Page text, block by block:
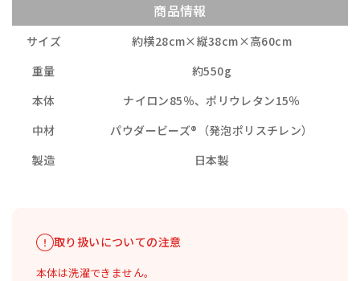
商品情報
サイズ
約横28cm×縦38cm×高60cm
重量
約550g
本体
ナイロン85％、ポリウレタン15％
中材
パウダービーズ®（発泡ポリスチレン）
製造
日本製
取り扱いについての注意
本体は洗濯できません。